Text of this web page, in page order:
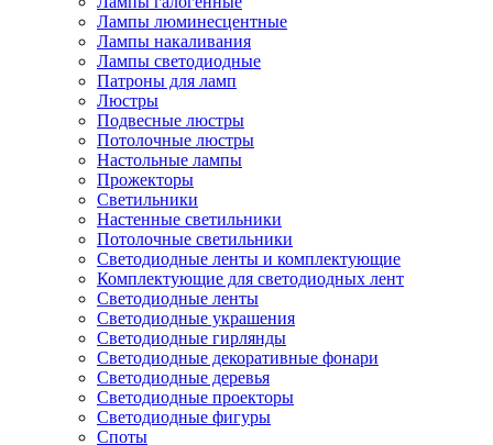
Лампы люминесцентные
Лампы накаливания
Лампы светодиодные
Патроны для ламп
Люстры
Подвесные люстры
Потолочные люстры
Настольные лампы
Прожекторы
Светильники
Настенные светильники
Потолочные светильники
Светодиодные ленты и комплектующие
Комплектующие для светодиодных лент
Светодиодные ленты
Светодиодные украшения
Светодиодные гирлянды
Светодиодные декоративные фонари
Светодиодные деревья
Светодиодные проекторы
Светодиодные фигуры
Споты